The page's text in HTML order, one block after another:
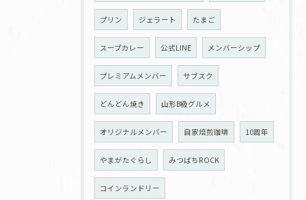
プリン ジェラート たまご
スープカレー 公式LINE メンバーシップ
プレミアムメンバー サブスク
どんどん焼き 山形B級グルメ
オリジナルメンバー 自家焙煎珈琲 10周年
やまがたぐらし みつばちROCK
コインランドリー